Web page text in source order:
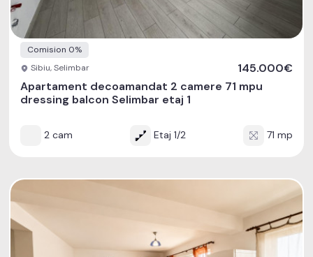
Comision 0%
Sibiu, Selimbar
145.000€
Apartament decoamandat 2 camere 71 mpu
dressing balcon Selimbar etaj 1
2 cam Etaj 1/2 71 mp